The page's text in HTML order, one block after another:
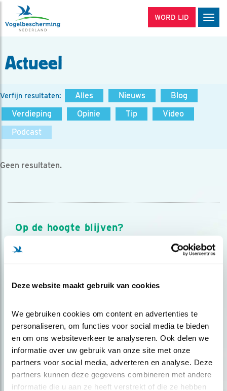
Deze website maakt gebruik van cookies
We gebruiken cookies om content en advertenties te
personaliseren, om functies voor social media te bieden
en om ons websiteverkeer te analyseren. Ook delen we
informatie over uw gebruik van onze site met onze
partners voor social media, adverteren en analyse. Deze
partners kunnen deze gegevens combineren met andere
informatie die u aan ze heeft verstrekt of die ze hebben
WORD LID
Actueel
Verfijn resultaten: Alles Nieuws
Blog
Verdieping
Opinie Tip
Video
Podcast
Geen resultaten.
Op de hoogte blijven?
Meld je aan en ontvang nieuws, inspiratie, acties en tips
over vogels en activiteiten van Vogelbescherming.